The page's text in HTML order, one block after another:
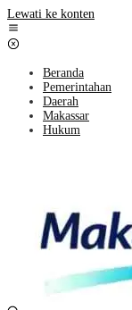
Lewati ke konten
Beranda
Pemerintahan
Daerah
Makassar
Hukum